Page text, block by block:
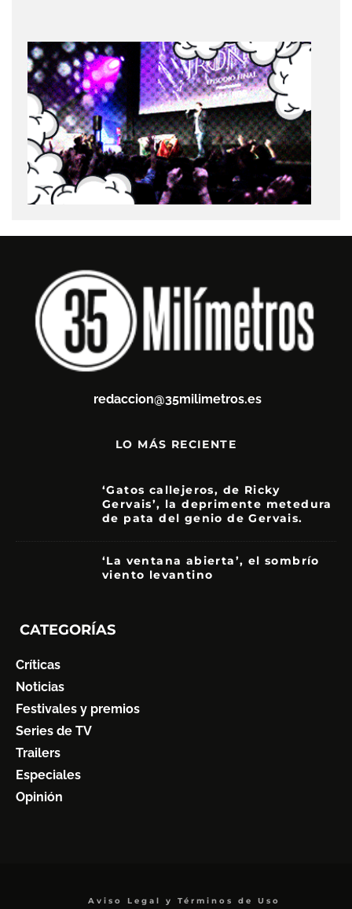
redaccion@35milimetros.es
LO MÁS RECIENTE
‘Gatos callejeros, de Ricky
Gervais’, la deprimente metedura
de pata del genio de Gervais.
‘La ventana abierta’, el sombrío
viento levantino
CATEGORÍAS
Críticas
Noticias
Festivales y premios
Series de TV
Trailers
Especiales
Opinión
Aviso Legal y Términos de Uso